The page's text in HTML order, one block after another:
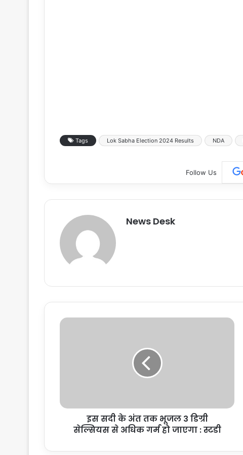
Tags Lok Sabha Election 2024 Results NDA
Follow Us
News Desk
इ
क
3
इस सदी के अंत तक भूजल 3 डिग्री
सेल्सियस से अधिक गर्म हो जाएगा : स्टडी